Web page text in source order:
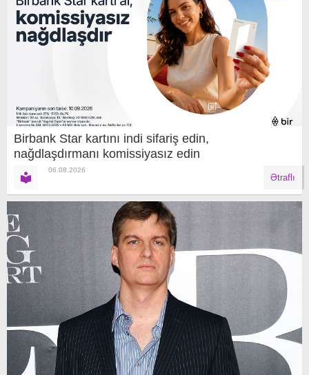
Birbank Star kartını indi sifariş edin,
nağdlaşdırmanı komissiyasız edin
06.08.2026
Ətraflı